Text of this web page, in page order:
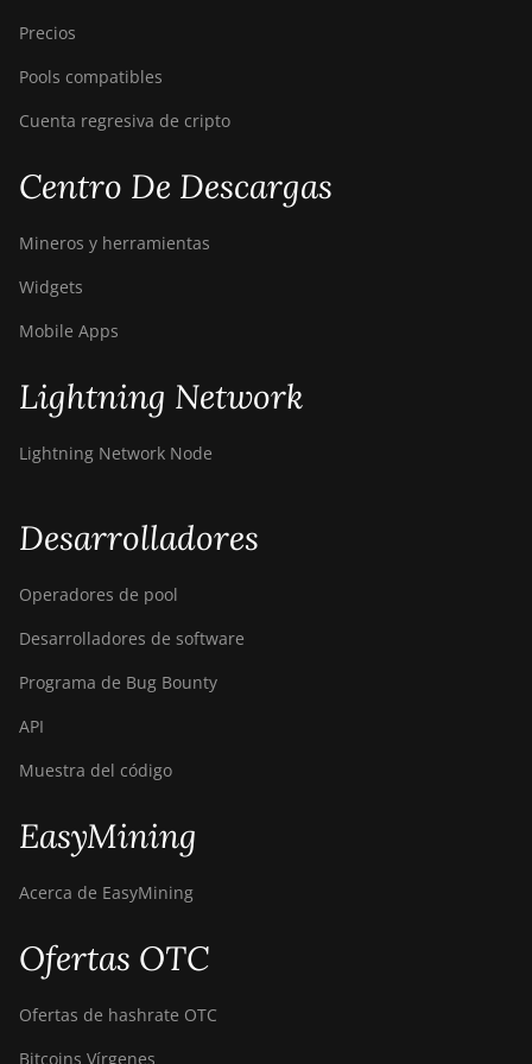
Precios
Pools compatibles
Cuenta regresiva de cripto
Centro De Descargas
Mineros y herramientas
Widgets
Mobile Apps
Lightning Network
Lightning Network Node
Desarrolladores
Operadores de pool
Desarrolladores de software
Programa de Bug Bounty
API
Muestra del código
EasyMining
Acerca de EasyMining
Ofertas OTC
Ofertas de hashrate OTC
Bitcoins Vírgenes